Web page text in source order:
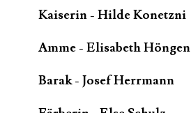
Kaiserin - Hilde Konetzni
Amme - Elisabeth Höngen
Barak - Josef Herrmann